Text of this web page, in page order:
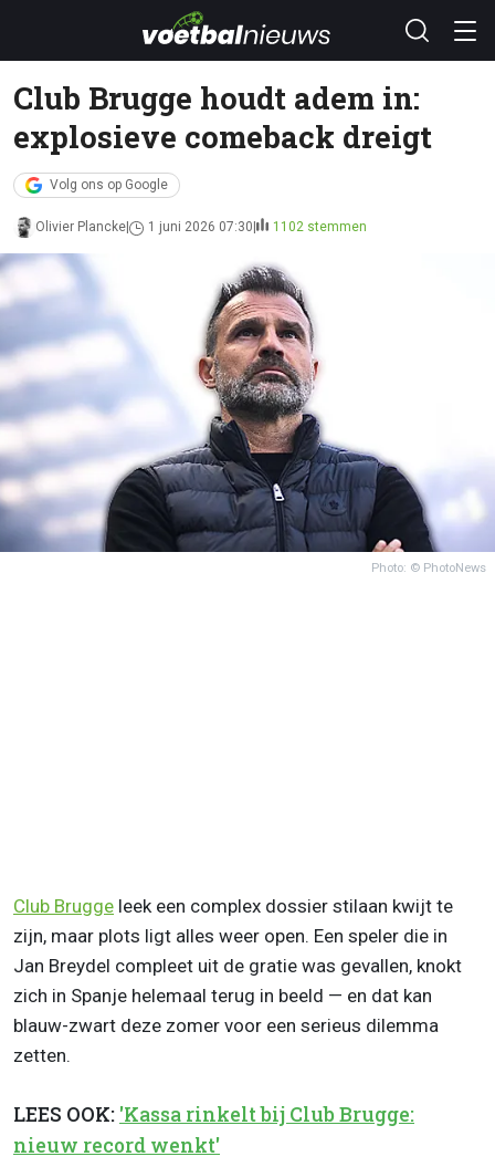
Club Brugge houdt adem in:
explosieve comeback dreigt
Volg ons op Google
Olivier Plancke 1 juni 2026 07:30 1102 stemmen
Photo: © PhotoNews
Club Brugge leek een complex dossier stilaan kwijt te
zijn, maar plots ligt alles weer open. Een speler die in
Jan Breydel compleet uit de gratie was gevallen, knokt
zich in Spanje helemaal terug in beeld — en dat kan
blauw-zwart deze zomer voor een serieus dilemma
zetten.
LEES OOK: 'Kassa rinkelt bij Club Brugge:
nieuw record wenkt'